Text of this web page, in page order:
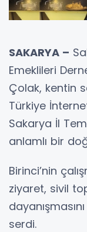
SAKARYA –
Emeklileri
Çolak, kentin
Türkiye
Sakarya İl
anlamlı bir
Birinci’nin
ziyaret, sivil
serdi.